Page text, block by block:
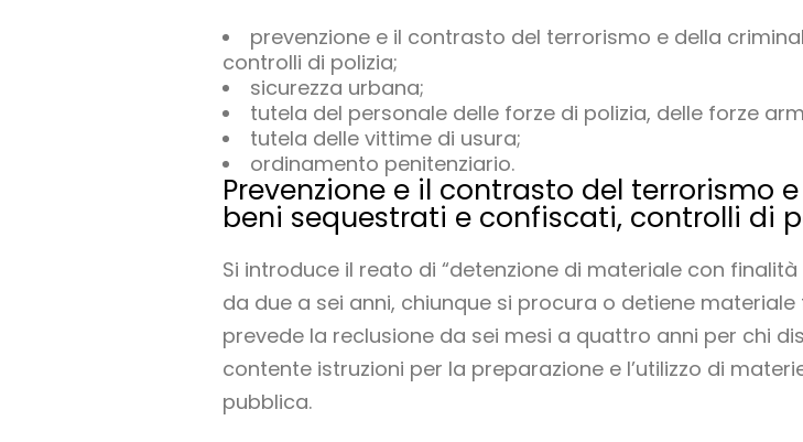
prevenzione e il contrasto del terrorismo e della
controlli di polizia;
sicurezza urbana;
tutela del personale delle forze di polizia, delle forze
tutela delle vittime di usura;
ordinamento penitenziario.
Prevenzione e il contrasto del terrorismo
beni sequestrati e confiscati, controlli di
Si introduce il reato di “detenzione di materiale con
da due a sei anni, chiunque si procura o detiene
prevede la reclusione da sei mesi a quattro anni per chi
contente istruzioni per la preparazione e l’utilizzo di
pubblica.